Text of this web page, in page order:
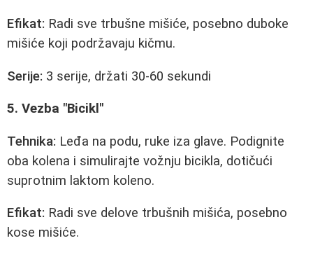
Efikat: Radi sve trbušne mišiće, posebno duboke
mišiće koji podržavaju kičmu.
Serije: 3 serije, držati 30-60 sekundi
5. Vezba "Bicikl"
Tehnika: Leđa na podu, ruke iza glave. Podignite
oba kolena i simulirajte vožnju bicikla, dotičući
suprotnim laktom koleno.
Efikat: Radi sve delove trbušnih mišića, posebno
kose mišiće.